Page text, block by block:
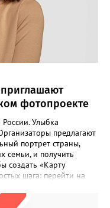
приглашают
фотопроекте
Улыбка
предлагают
портрет страны,
семьи, и получить
создать «Карту
шага: перейти на
– подойдёт портрет